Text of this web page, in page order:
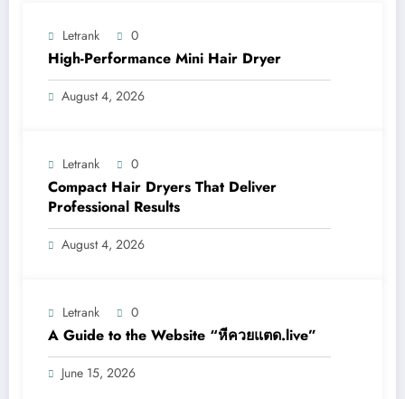
Letrank 0
High-Performance Mini Hair Dryer
August 4, 2026
Letrank 0
Compact Hair Dryers That Deliver
Professional Results
August 4, 2026
Letrank 0
A Guide to the Website “หีควยแตด.live”
June 15, 2026